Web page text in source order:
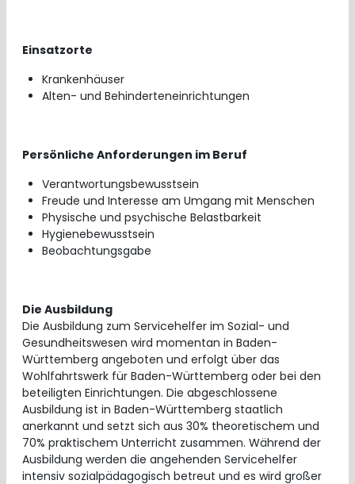
Einsatzorte
Krankenhäuser
Alten- und Behinderteneinrichtungen
Persönliche Anforderungen im Beruf
Verantwortungsbewusstsein
Freude und Interesse am Umgang mit Menschen
Physische und psychische Belastbarkeit
Hygienebewusstsein
Beobachtungsgabe
Die Ausbildung
Die Ausbildung zum Servicehelfer im Sozial- und
Gesundheitswesen wird momentan in Baden-
Württemberg angeboten und erfolgt über das
Wohlfahrtswerk für Baden-Württemberg oder bei den
beteiligten Einrichtungen. Die abgeschlossene
Ausbildung ist in Baden-Württemberg staatlich
anerkannt und setzt sich aus 30% theoretischem und
70% praktischem Unterricht zusammen. Während der
Ausbildung werden die angehenden Servicehelfer
intensiv sozialpädagogisch betreut und es wird großer